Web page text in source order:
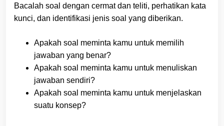
Bacalah soal dengan cermat dan teliti, perhatikan kata
kunci, dan identifikasi jenis soal yang diberikan.
Apakah soal meminta kamu untuk memilih
jawaban yang benar?
Apakah soal meminta kamu untuk menuliskan
jawaban sendiri?
Apakah soal meminta kamu untuk menjelaskan
suatu konsep?